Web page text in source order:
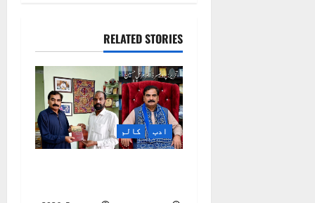
a
v
i
g
a
RELATED STORIES
ادب کالم